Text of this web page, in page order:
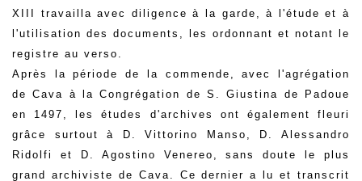
XIII travailla avec diligence à la garde, à l'étude et à
l'utilisation des documents, les ordonnant et notant le
registre au verso.
Après la période de la commende, avec l'agrégation
de Cava à la Congrégation de S. Giustina de Padoue
en 1497, les études d'archives ont également fleuri
grâce surtout à D. Vittorino Manso, D. Alessandro
Ridolfi et D. Agostino Venereo, sans doute le plus
grand archiviste de Cava. Ce dernier a lu et transcrit